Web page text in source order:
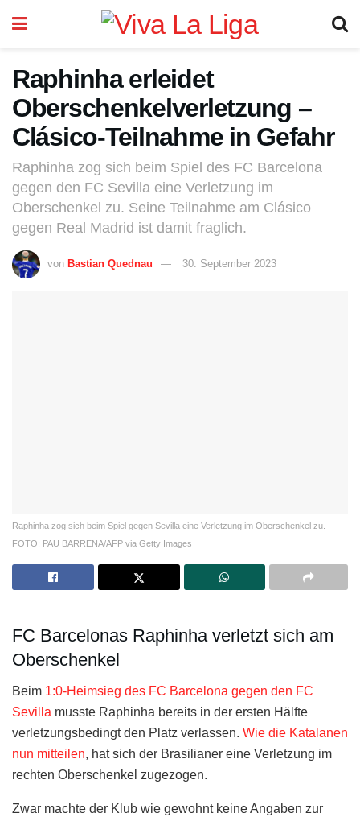
Raphinha erleidet
Oberschenkelverletzung –
Clásico-Teilnahme in Gefahr
Raphinha zog sich beim Spiel des FC Barcelona
gegen den FC Sevilla eine Verletzung im
Oberschenkel zu. Seine Teilnahme am Clásico
gegen Real Madrid ist damit fraglich.
von Bastian Quednau 30. September 2023
Raphinha zog sich beim Spiel gegen Sevilla eine Verletzung im Oberschenkel zu.
FOTO: PAU BARRENA/AFP via Getty Images
FC Barcelonas Raphinha verletzt sich am
Oberschenkel
Beim 1:0-Heimsieg des FC Barcelona gegen den FC
Sevilla musste Raphinha bereits in der ersten Hälfte
verletzungsbedingt den Platz verlassen. Wie die Katalanen
nun mitteilen, hat sich der Brasilianer eine Verletzung im
rechten Oberschenkel zugezogen.
Zwar machte der Klub wie gewohnt keine Angaben zur